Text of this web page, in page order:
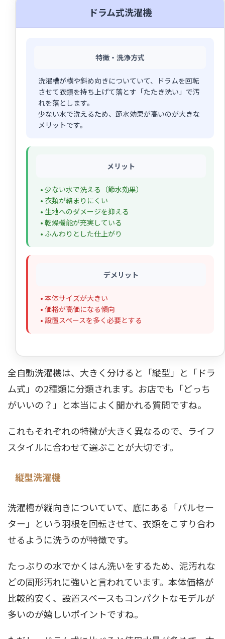
ドラム式洗濯機
特徴・洗浄方式
洗濯槽が横や斜め向きについていて、ドラムを回転
させて衣類を持ち上げて落とす「たたき洗い」で汚
れを落とします。
少ない水で洗えるため、節水効果が高いのが大きな
メリットです。
メリット
• 少ない水で洗える（節水効果）
• 衣類が絡まりにくい
• 生地へのダメージを抑える
• 乾燥機能が充実している
• ふんわりとした仕上がり
デメリット
• 本体サイズが大きい
• 価格が高価になる傾向
• 設置スペースを多く必要とする
全自動洗濯機は、大きく分けると「縦型」と「ドラ
ム式」の2種類に分類されます。お店でも「どっち
がいいの？」と本当によく聞かれる質問ですね。
これもそれぞれの特徴が大きく異なるので、ライフ
スタイルに合わせて選ぶことが大切です。
縦型洗濯機
洗濯槽が縦向きについていて、底にある「パルセー
ター」という羽根を回転させて、衣類をこすり合わ
せるように洗うのが特徴です。
たっぷりの水でかくはん洗いをするため、泥汚れな
どの固形汚れに強いと言われています。本体価格が
比較的安く、設置スペースもコンパクトなモデルが
多いのが嬉しいポイントですね。